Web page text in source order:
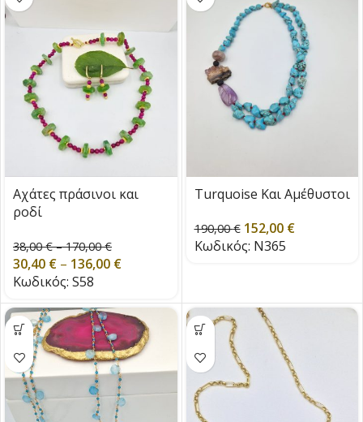
Αχάτες πράσινοι και
ροδί
38,00€ – 170,00€
30,40 € – 136,00 €
Κωδικός: S58
Turquoise Και Αμέθυστοι
190,00€ 152,00 €
Κωδικός: N365